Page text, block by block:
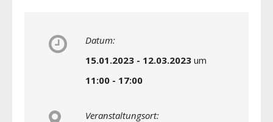
Datum:
15.01.2023 - 12.03.2023 um
11:00 - 17:00
Veranstaltungsort: